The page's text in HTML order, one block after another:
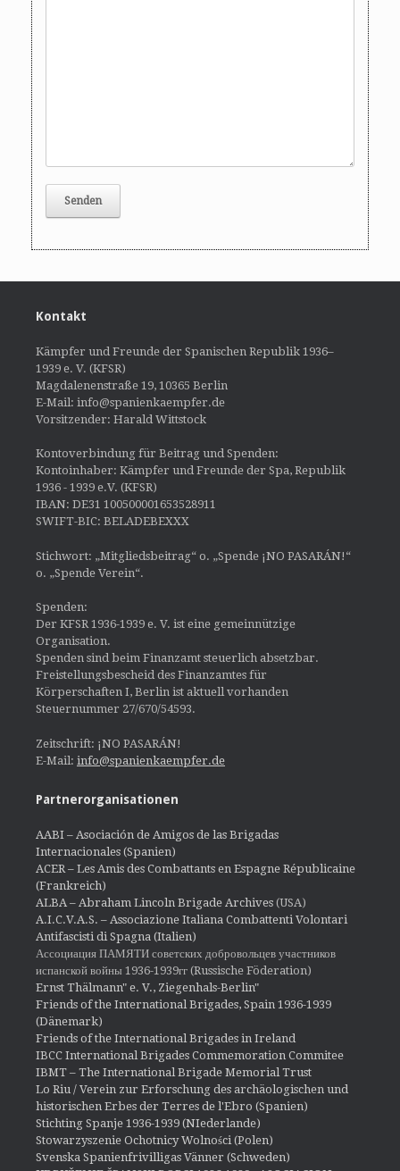
Kontakt
Kämpfer und Freunde der Spanischen Republik 1936–
1939 e. V. (KFSR)
Magdalenenstraße 19, 10365 Berlin
E-Mail: info@spanienkaempfer.de
Vorsitzender: Harald Wittstock
Kontoverbindung für Beitrag und Spenden:
Kontoinhaber: Kämpfer und Freunde der Spa, Republik
1936 - 1939 e.V. (KFSR)
IBAN: DE31 100500001653528911
SWIFT-BIC: BELADEBEXXX
Stichwort: „Mitgliedsbeitrag“ o. „Spende ¡NO PASARÁN!“
o. „Spende Verein“.
Spenden:
Der KFSR 1936-1939 e. V. ist eine gemeinnützige
Organisation.
Spenden sind beim Finanzamt steuerlich absetzbar.
Freistellungsbescheid des Finanzamtes für
Körperschaften I, Berlin ist aktuell vorhanden
Steuernummer 27/670/54593.
Zeitschrift: ¡NO PASARÁN!
E-Mail: info@spanienkaempfer.de
Partnerorganisationen
AABI – Asociación de Amigos de las Brigadas
Internacionales (Spanien)
ACER – Les Amis des Combattants en Espagne Républicaine
(Frankreich)
ALBA – Abraham Lincoln Brigade Archives (USA)
A.I.C.V.A.S. – Associazione Italiana Combattenti Volontari
Antifascisti di Spagna (Italien)
Ассоциация ПАМЯТИ советских добровольцев участников
испанской войны 1936-1939гг (Russische Föderation)
Ernst Thälmann" e. V., Ziegenhals-Berlin"
Friends of the International Brigades, Spain 1936-1939
(Dänemark)
Friends of the International Brigades in Ireland
IBCC International Brigades Commemoration Commitee
IBMT – The International Brigade Memorial Trust
Lo Riu / Verein zur Erforschung des archäologischen und
historischen Erbes der Terres de l'Ebro (Spanien)
Stichting Spanje 1936-1939 (NIederlande)
Stowarzyszenie Ochotnicy Wolności (Polen)
Svenska Spanienfrivilligas Vänner (Schweden)